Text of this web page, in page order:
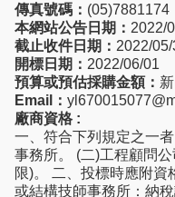
傳真號碼： (05)7881174
本網站公告日期： 2022/
截止收件日期： 2022/05/
開標日期： 2022/06/01
預算或預估採購金額：
Email：
廠商資格 :
一、符合下列規定之一
事務所。 (二)工程顧問
限)。 二、投標時應附資
或結構技師事務所：納